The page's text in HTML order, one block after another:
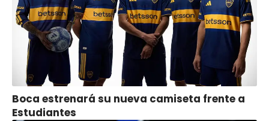
Boca estrenará su nueva camiseta frente a
Estudiantes